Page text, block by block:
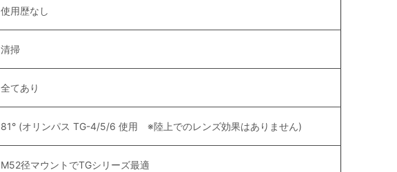
使用歴なし
清掃
全てあり
81° (オリンパス TG-4/5/6 使用 ※陸上でのレンズ効果はありません)
M52径マウントでTGシリーズ最適